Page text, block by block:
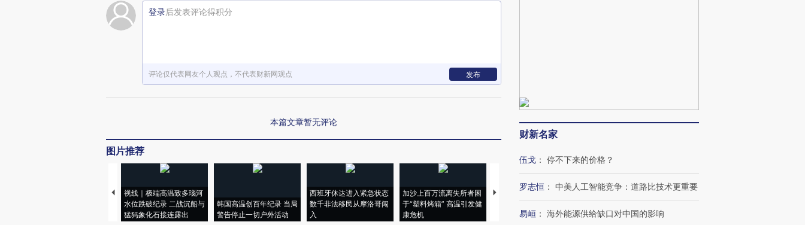
登录后发表评论得积分
评论仅代表网友个人观点，不代表财新网观点 发布
本篇文章暂无评论
图片推荐
视线｜极端高温致多瑙河
水位跌破纪录 二战沉船与
猛犸象化石接连露出
韩国高温创百年纪录 当局
警告停止一切户外活动
西班牙休达进入紧急状态
数千非法移民从摩洛哥闯
入
加沙上百万流离失所者困
于“塑料烤箱” 高温引发健
康危机
视线｜HYROX的吸金
心“花钱找虐”？
马航飞行员跨国走私7万
毒品
视线｜被称为“蟑螂”的印
财新名家
伍戈 ： 停不下来的价格？
罗志恒 ： 中美人工智能竞争：道路比技术更重要
易峘 ： 海外能源供给缺口对中国的影响